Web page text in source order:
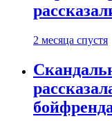
2 месяца спустя